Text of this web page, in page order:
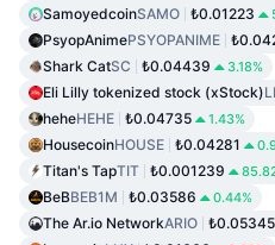
SamoyedcoinSAMO ₺0.01223
PsyopAnimePSYOPANIME
Shark CatSC ₺0.04439 3.18%
Eli Lilly tokenized stock (xStock)
heheHEHE ₺0.04735 1.43%
HousecoinHOUSE ₺0.04281
Titan's TapTIT ₺0.001239
BeBBEB1M ₺0.03586 0.44%
The Ar.io NetworkARIO ₺0.05345